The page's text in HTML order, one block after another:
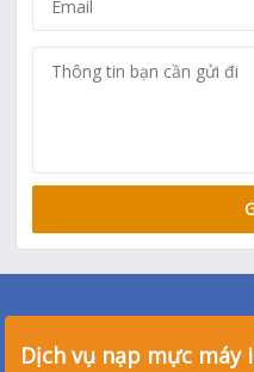
Dịch vụ nạp mực máy